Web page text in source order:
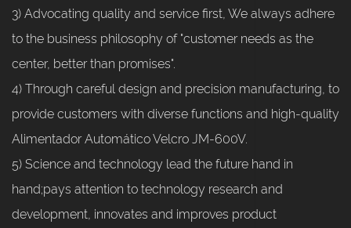
3) Advocating quality and service first, We always adhere
to the business philosophy of "customer needs as the
center, better than promises".
4) Through careful design and precision manufacturing, to
provide customers with diverse functions and high-quality
Alimentador Automático Velcro JM-600V.
5) Science and technology lead the future hand in
hand;pays attention to technology research and
development, innovates and improves product